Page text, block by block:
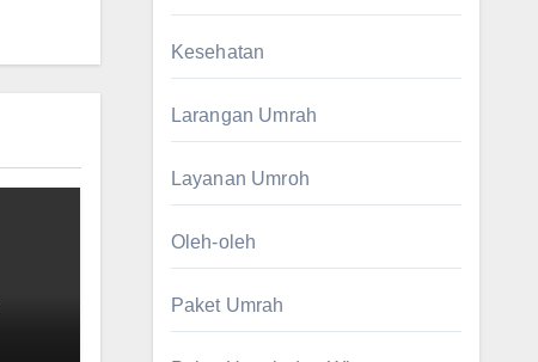
Kesehatan
Larangan Umrah
Layanan Umroh
Oleh-oleh
Paket Umrah